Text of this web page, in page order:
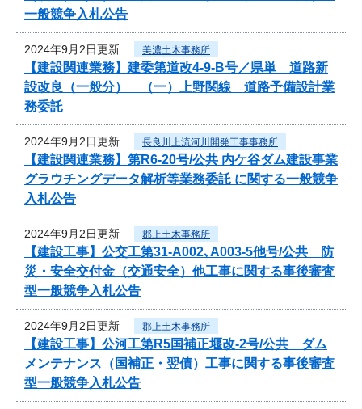
一般競争入札公告
2024年9月2日更新 美濃土木事務所
【建設関連業務】建委第道改4-9-B号／県単 道路新
設改良（一般分） （一）上野関線 道路予備設計業
務委託
2024年9月2日更新 長良川上流河川開発工事事務所
【建設関連業務】第R6-20号/公共 内ケ谷ダム建設事業
グラウチングデータ解析等業務委託 に関する一般競争
入札公告
2024年9月2日更新 郡上土木事務所
【建設工事】公交工第31-A002､A003-5他号/公共 防
災・安全交付金（交通安全）他工事に関する事後審査
型一般競争入札公告
2024年9月2日更新 郡上土木事務所
【建設工事】公河工第R5国補正堰改-2号/公共 ダム
メンテナンス（国補正・翌債）工事に関する事後審査
型一般競争入札公告